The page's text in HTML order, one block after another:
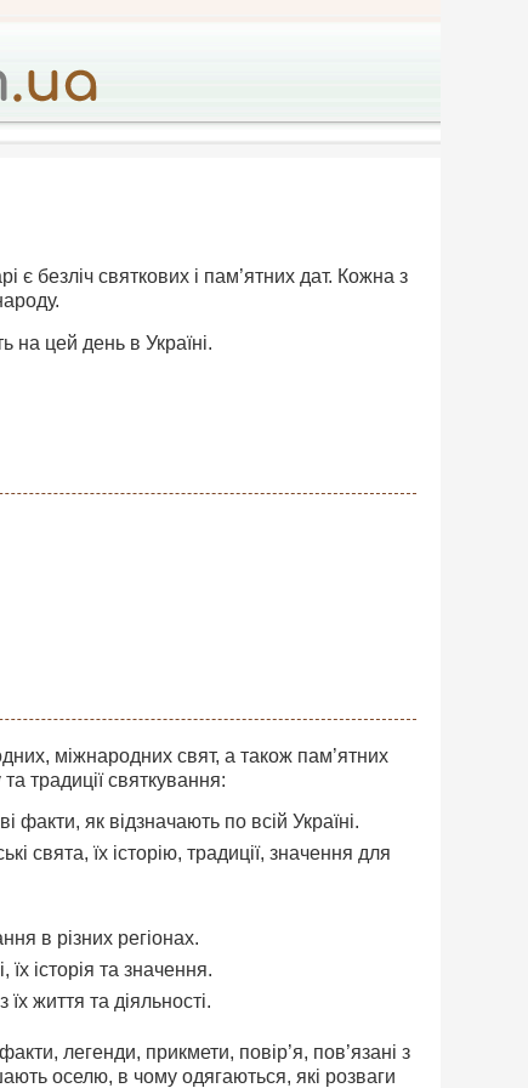
є безліч святкових і пам’ятних дат. Кожна з
на цей день в Україні.
міжнародних свят, а також пам’ятних
традиції святкування:
як відзначають по всій Україні.
свята, їх історію, традиції, значення для
в різних регіонах.
історія та значення.
життя та діяльності.
легенди, прикмети, повір’я, пов’язані з
оселю, в чому одягаються, які розваги